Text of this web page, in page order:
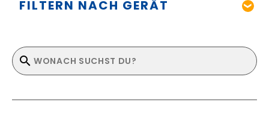
FILTERN NACH GERÄT